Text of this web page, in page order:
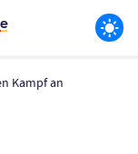
Kampf an